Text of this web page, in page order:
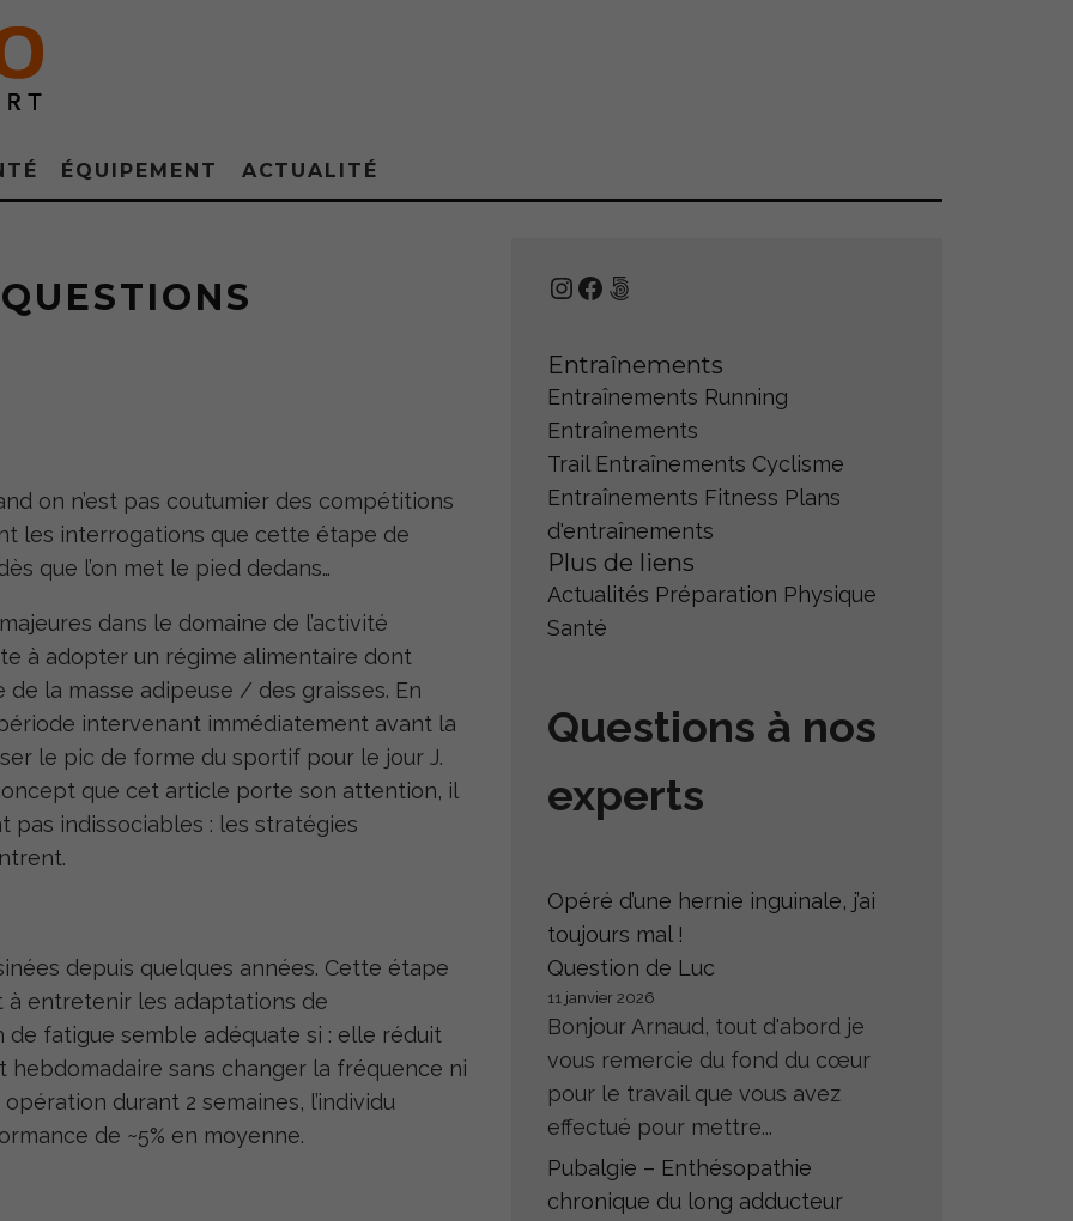
ÉQUIPEMENT ACTUALITÉ
on n’est pas coutumier des compétitions
les interrogations que cette étape de
que l’on met le pied dedans…
dans le domaine de l’activité
à adopter un régime alimentaire dont
la masse adipeuse / des graisses. En
intervenant immédiatement avant la
le pic de forme du sportif pour le jour J.
que cet article porte son attention, il
pas indissociables : les stratégies
depuis quelques années. Cette étape
entretenir les adaptations de
de fatigue semble adéquate si : elle réduit
hebdomadaire sans changer la fréquence ni
durant 2 semaines, l’individu
de ~5% en moyenne.
Instagram
Facebook
500px
Entraînements
Entraînements Running
Entraînements
Trail Entraînements Cyclisme
Entraînements Fitness Plans
d'entraînements
Plus de liens
Actualités Préparation Physique
Santé
Questions à nos
experts
Opéré d’une hernie inguinale, j’ai
toujours mal !
Question de Luc
11 janvier 2026
Bonjour Arnaud, tout d'abord je
vous remercie du fond du cœur
pour le travail que vous avez
effectué pour mettre...
Pubalgie – Enthésopathie
chronique du long adducteur